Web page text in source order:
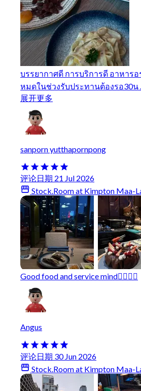
บรรยากาศดี การบริการดี อาหา
หมดในช่วงรับประทานต้องรอ30น
展开更多
sanporn yutthapornpong
评论日期 21 Jul 2026
Stock.Room at Kimpton Maa-
Good food and service mind❤️‍🔥❤️‍🔥
Angus
评论日期 30 Jun 2026
Stock.Room at Kimpton Maa-